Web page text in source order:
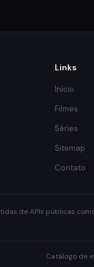
Links
Início
Filmes
Séries
Sitemap
Contato
de APIs públicas
Catálogo de